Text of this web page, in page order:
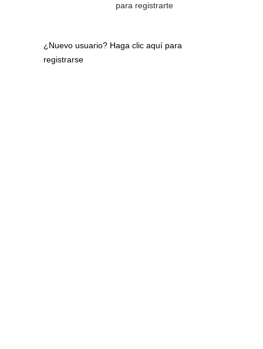
para registrarte
¿Nuevo usuario? Haga clic aquí para
registrarse